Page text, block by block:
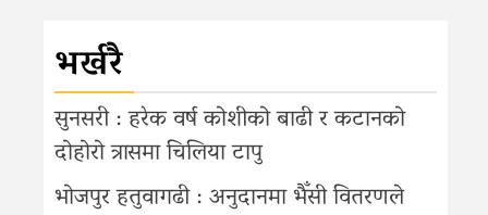
भर्खरै
सुनसरी : हरेक वर्ष कोशीको बाढी र कटानको
दोहोरो त्रासमा चिलिया टापु
भोजपुर हतुवागढी : अनुदानमा भैँसी वितरणले